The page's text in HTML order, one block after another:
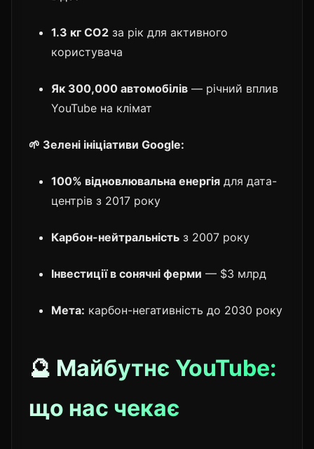
1.3 кг CO2 за рік для активного
користувача
Як 300,000 автомобілів — річний вплив
YouTube на клімат
🌱 Зелені ініціативи Google:
100% відновлювальна енергія для дата-
центрів з 2017 року
Карбон-нейтральність з 2007 року
Інвестиції в сонячні ферми — $3 млрд
Мета: карбон-негативність до 2030 року
🔮 Майбутнє YouTube:
що нас чекає